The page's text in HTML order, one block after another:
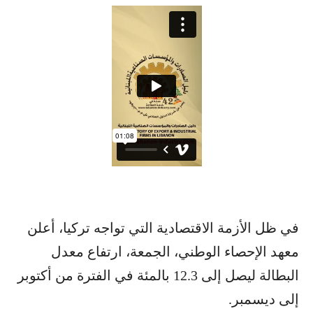
في ظل الأزمة الاقتصادية التي تواجه تركيا، أعلن
معهد الإحصاء الوطني، الجمعة، ارتفاع معدل
البطالة ليصل إلى 12.3 بالمئة في الفترة من أكتوبر
إلى ديسمبر.